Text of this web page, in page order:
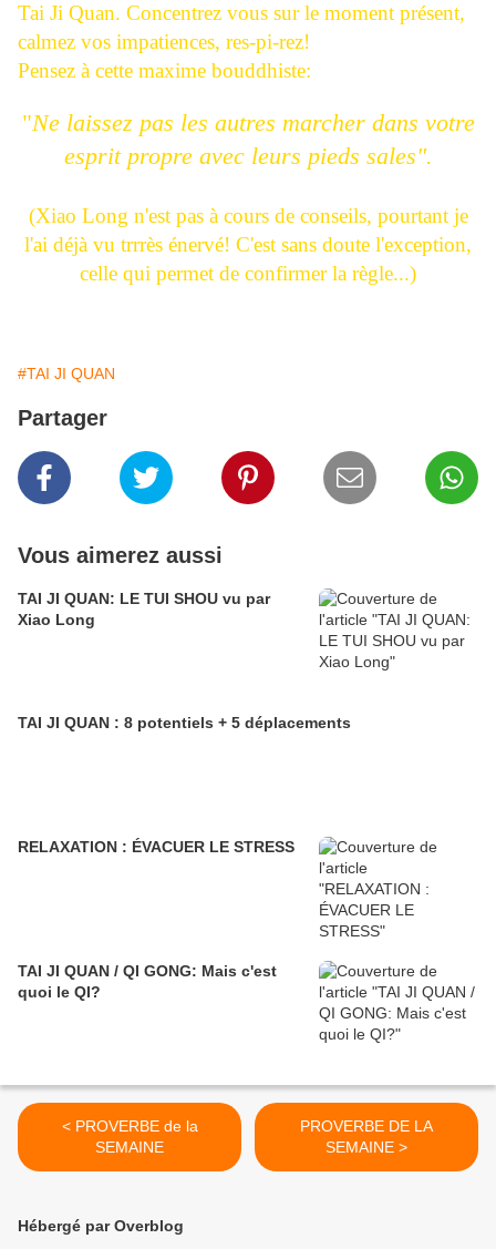
Tai Ji Quan. Concentrez vous sur le moment présent,
calmez vos impatiences, res-pi-rez!
Pensez à cette maxime bouddhiste:
"Ne laissez pas les autres marcher dans votre
esprit propre avec leurs pieds sales".
(Xiao Long n'est pas à cours de conseils, pourtant je
l'ai déjà vu trrrès énervé! C'est sans doute l'exception,
celle qui permet de confirmer la règle...)
#TAI JI QUAN
Partager
Vous aimerez aussi
TAI JI QUAN: LE TUI SHOU vu par
Xiao Long
TAI JI QUAN : 8 potentiels + 5 déplacements
RELAXATION : ÉVACUER LE STRESS
TAI JI QUAN / QI GONG: Mais c'est
quoi le QI?
< PROVERBE de la
SEMAINE
PROVERBE DE LA
SEMAINE >
Hébergé par Overblog